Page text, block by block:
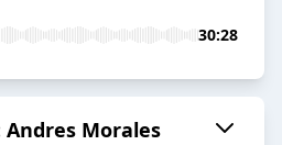
30:28
Morales